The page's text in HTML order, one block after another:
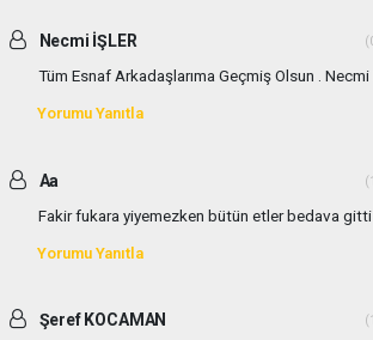
Necmi İŞLER
Tüm Esnaf Arkadaşlarıma Geçmiş Olsun . Necmi
Yorumu Yanıtla
Aa
Fakir fukara yiyemezken bütün etler bedava gitti
Yorumu Yanıtla
Şeref KOCAMAN